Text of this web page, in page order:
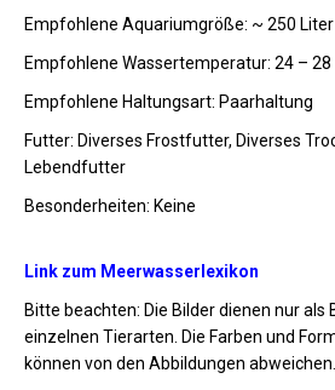
Empfohlene Aquariumgröße: ~ 250 Liter
Empfohlene Wassertemperatur: 24 – 28
Empfohlene Haltungsart: Paarhaltung
Futter: Diverses Frostfutter, Diverses
Lebendfutter
Besonderheiten: Keine
Link zum Meerwasserlexikon
Bitte beachten: Die Bilder dienen nur als
einzelnen Tierarten. Die Farben und
können von den Abbildungen abweichen.